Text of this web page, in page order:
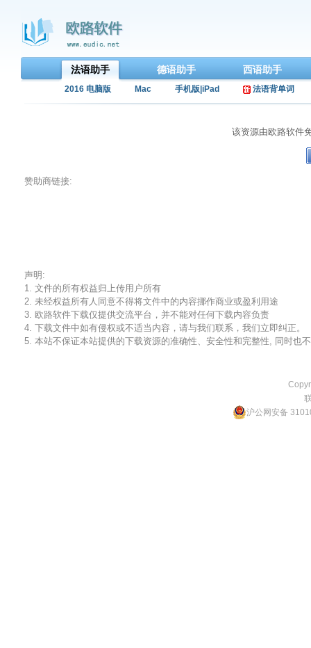
法语助手 德语助手 西语助手
2016 电脑版 Mac 手机版|iPad 法语背单词
该资源由欧路软件
赞助商链接:
声明:
1. 文件的所有权益归上传用户所有
2. 未经权益所有人同意不得将文件中的内容挪作商业或盈利用途
3. 欧路软件下载仅提供交流平台，并不能对任何下载内容负责
4. 下载文件中如有侵权或不适当内容，请与我们联系，我们立即纠正。
5. 本站不保证本站提供的下载资源的准确性、安全性和完整性, 同时也
沪公网安备